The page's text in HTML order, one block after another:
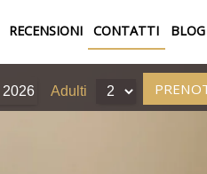
RECENSIONI CONTATTI BLOG
2026 Adulti